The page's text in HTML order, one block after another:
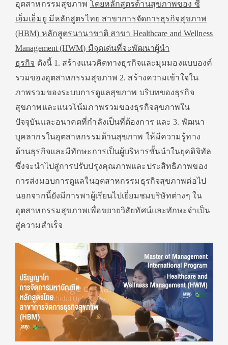
อุตสาหกรรมสุขภาพ โดยหลักสูตรด้านสุขภาพของ ซี
เอ็มเอ็มยู มีหลักสูตรไทย สาขาการจัดการธุรกิจสุขภาพ
(HBM) หลักสูตรนานาชาติ สาขา Healthcare and Wellness
Management (HWM) มีจุดเด่นที่จะพัฒนาผู้นำ
ธุรกิจ ดังนี้ 1. สร้างแนวคิดทางธุรกิจและมุมมองแบบองค์
รวมของอุตสาหกรรมสุขภาพ 2. สร้างความเข้าใจใน
ภาพรวมของระบบการดูแลสุขภาพ บริบทของธุรกิจ
สุขภาพและแนวโน้มภาพรวมของธุรกิจสุขภาพใน
ปัจจุบันและอนาคตที่กำลังเป็นที่ต้องการ และ 3. พัฒนา
บุคลากรในอุตสาหกรรมด้านสุขภาพ ให้มีความรู้ทาง
ด้านธุรกิจและมีทักษะการเป็นผู้บริหารชั้นนำในยุคดิจิทัล
ซึ่งจะนำไปสู่การปรับปรุงคุณภาพและประสิทธิภาพของ
การส่งมอบการดูแลในอุตสาหกรรมธุรกิจสุขภาพต่อไป
นอกจากนี้ยังมีการพาผู้เรียนไปเยี่ยมชมบริษัทต่างๆ ใน
อุตสาหกรรมสุขภาพเพื่อขยายวิสัยทัศน์และทักษะจำเป็น
สู่ความสำเร็จ